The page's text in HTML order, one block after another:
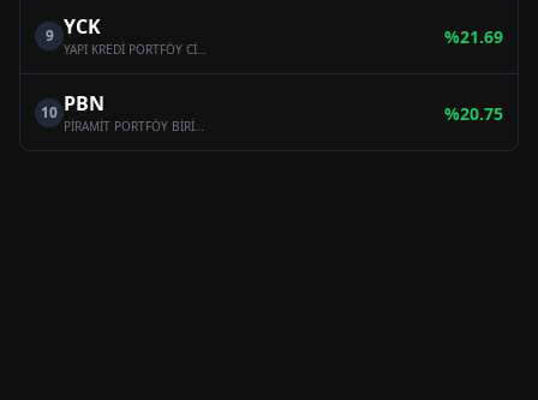
9 YCK
YAPI KREDİ PORTFÖY CİHANGİR SERBEST FON
%21.69
10 PBN
PİRAMİT PORTFÖY BİRİNCİ HİSSE SENEDİ SERBEST FON (HİSSE SENEDİ YOĞUN FON)
%20.75